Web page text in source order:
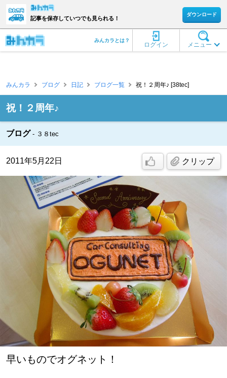
記事を保存していつでも見られる！
ダウンロード
メニュー
ログイン
みんカラとは？
みんカラ ブログ 日記 ブログ一覧 祝！２周年♪ [38tec]
祝！２周年♪
ブログ ３８tec
2011年5月22日 クリップ
早いものでオグネット！